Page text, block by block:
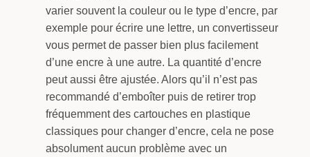
varier souvent la couleur ou le type d’encre, par
exemple pour écrire une lettre, un convertisseur
vous permet de passer bien plus facilement
d’une encre à une autre. La quantité d’encre
peut aussi être ajustée. Alors qu’il n’est pas
recommandé d’emboîter puis de retirer trop
fréquemment des cartouches en plastique
classiques pour changer d’encre, cela ne pose
absolument aucun problème avec un